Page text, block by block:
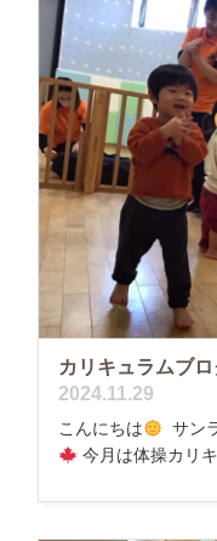
カリキュラムブロ
2024.11.29
こんにちは
サン
今月は体操カリ